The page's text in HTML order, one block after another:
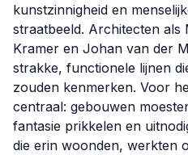
kunstzinnigheid en
straatbeeld. Architecten als
Kramer en Johan van der
strakke, functionele lijnen
zouden kenmerken. Voor
centraal: gebouwen
fantasie prikkelen en
die erin woonden, werkten